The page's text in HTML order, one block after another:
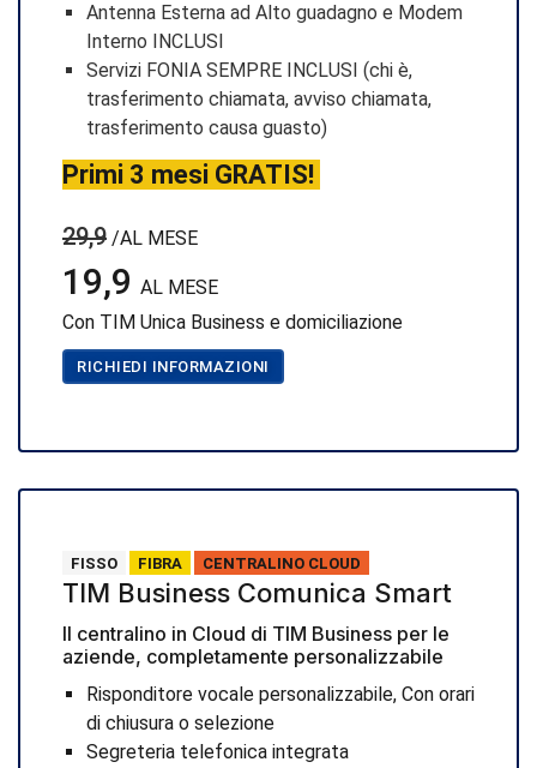
Antenna Esterna ad Alto guadagno e Modem
Interno INCLUSI
Servizi FONIA SEMPRE INCLUSI (chi è,
trasferimento chiamata, avviso chiamata,
trasferimento causa guasto)
Primi 3 mesi GRATIS!
29,9 /AL MESE
19,9 AL MESE
Con TIM Unica Business e domiciliazione
RICHIEDI INFORMAZIONI
FISSO FIBRA CENTRALINO CLOUD
TIM Business Comunica Smart
Il centralino in Cloud di TIM Business per le
aziende, completamente personalizzabile
Risponditore vocale personalizzabile, Con orari
di chiusura o selezione
Segreteria telefonica integrata